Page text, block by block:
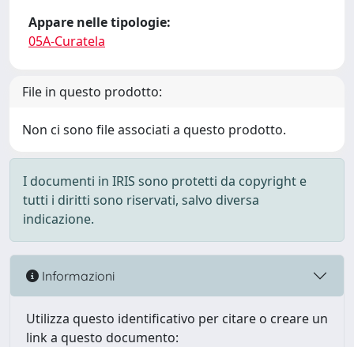
Appare nelle tipologie:
05A-Curatela
File in questo prodotto:
Non ci sono file associati a questo prodotto.
I documenti in IRIS sono protetti da copyright e
tutti i diritti sono riservati, salvo diversa
indicazione.
Informazioni
Utilizza questo identificativo per citare o creare un
link a questo documento: